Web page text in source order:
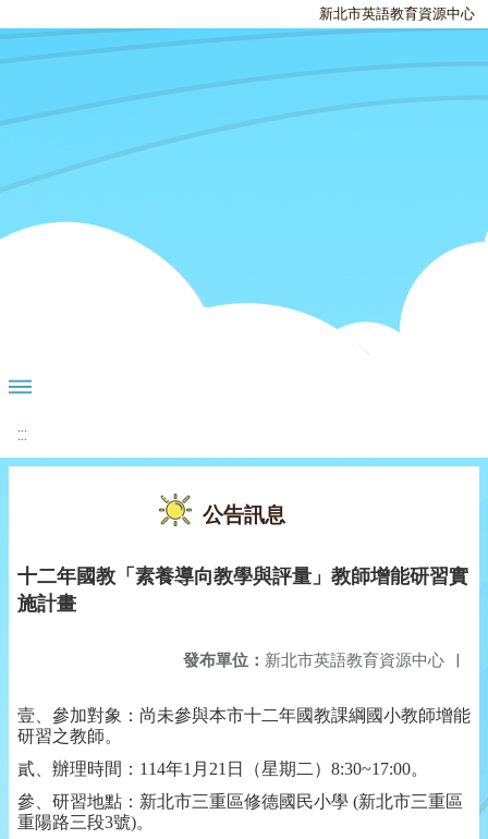
新北市英語教育資源中心
:::
公告訊息
十二年國教「素養導向教學與評量」教師增能研習實
施計畫
發布單位： 新北市英語教育資源中心 |
壹、參加對象：尚未參與本市十二年國教課綱國小教師增能
研習之教師。
貳、辦理時間：114年1月21日（星期二）8:30~17:00。
參、研習地點：新北市三重區修德國民小學 (新北市三重區
重陽路三段3號)。